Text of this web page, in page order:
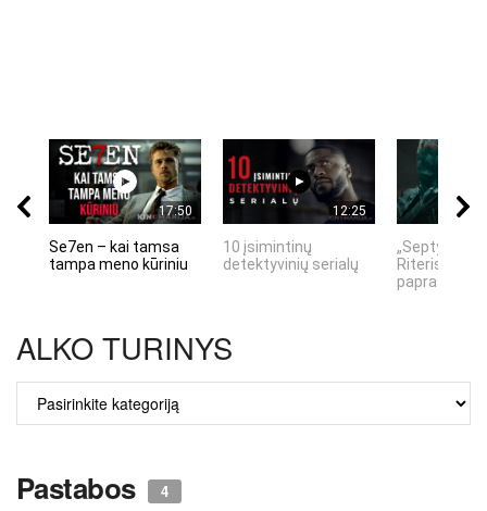
17:50
Se7en – kai tamsa
tampa meno kūriniu
12:25
10 įsimintinų
detektyvinių serialų
„Septynių
Riteris" – kai
ALKO TURINYS
ALKO
TURINYS
Pastabos 4